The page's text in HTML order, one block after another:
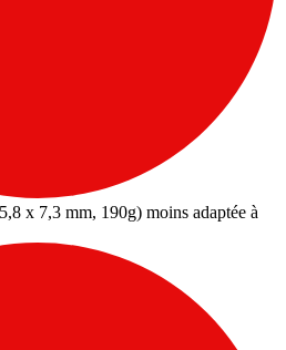
x 7,3 mm, 190g) moins adaptée à